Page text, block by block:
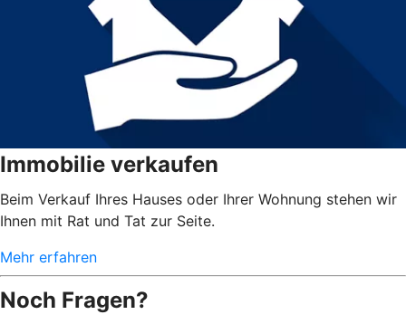
Immobilie verkaufen
Beim Verkauf Ihres Hauses oder Ihrer Wohnung stehen wir
Ihnen mit Rat und Tat zur Seite.
Mehr erfahren
Noch Fragen?